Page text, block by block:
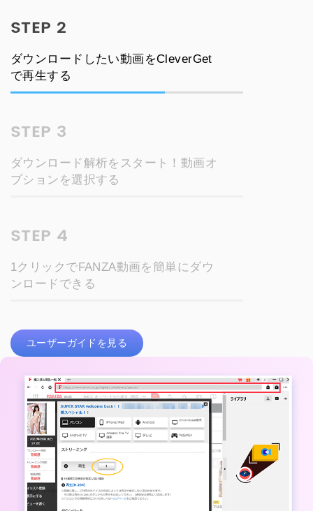
STEP 2
ダウンロードしたい動画をCleverGet
で再生する
STEP 3
ダウンロード解析をスタート！動画オ
プションを選択する
STEP 4
1クリックでFANZA動画を簡単にダウ
ンロードできる
ユーザーガイドを見る